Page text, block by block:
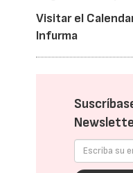
Visitar el
Infurma